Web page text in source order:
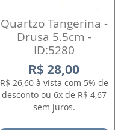
Quartzo Tangerina -
Drusa 5.5cm -
ID:5280
R$ 28,00
R$ 26,60 à vista com 5% de
desconto ou 6x de R$ 4,67
sem juros.